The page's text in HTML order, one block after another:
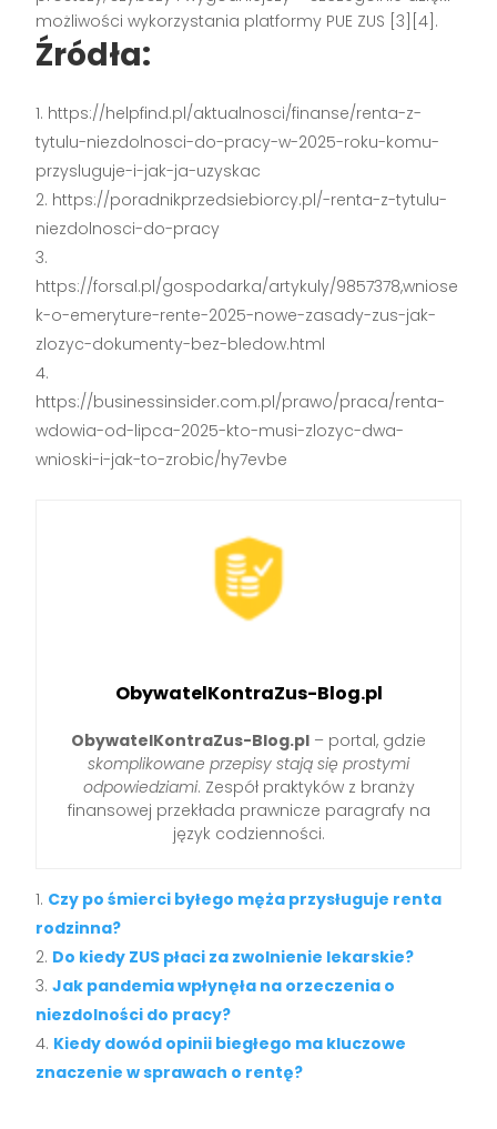
możliwości wykorzystania platformy PUE ZUS [3][4] .
Źródła:
https://helpfind.pl/aktualnosci/finanse/renta-z-
tytulu-niezdolnosci-do-pracy-w-2025-roku-komu-
przysluguje-i-jak-ja-uzyskac
https://poradnikprzedsiebiorcy.pl/-renta-z-tytulu-
niezdolnosci-do-pracy
https://forsal.pl/gospodarka/artykuly/9857378,wniose
k-o-emeryture-rente-2025-nowe-zasady-zus-jak-
zlozyc-dokumenty-bez-bledow.html
https://businessinsider.com.pl/prawo/praca/renta-
wdowia-od-lipca-2025-kto-musi-zlozyc-dwa-
wnioski-i-jak-to-zrobic/hy7evbe
ObywatelKontraZus-Blog.pl
ObywatelKontraZus-Blog.pl – portal, gdzie
skomplikowane przepisy stają się prostymi
odpowiedziami. Zespół praktyków z branży
finansowej przekłada prawnicze paragrafy na
język codzienności.
Czy po śmierci byłego męża przysługuje renta
rodzinna?
Do kiedy ZUS płaci za zwolnienie lekarskie?
Jak pandemia wpłynęła na orzeczenia o
niezdolności do pracy?
Kiedy dowód opinii biegłego ma kluczowe
znaczenie w sprawach o rentę?